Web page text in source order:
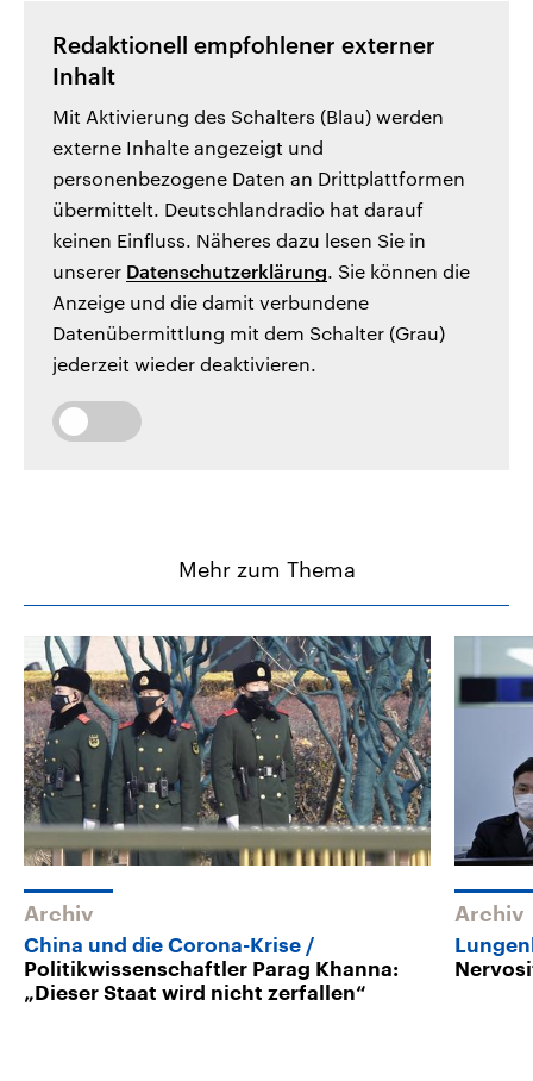
Redaktionell empfohlener externer
Inhalt
Mit Aktivierung des Schalters (Blau) werden
externe Inhalte angezeigt und
personenbezogene Daten an Drittplattformen
übermittelt. Deutschlandradio hat darauf
keinen Einfluss. Näheres dazu lesen Sie in
unserer Datenschutzerklärung. Sie können die
Anzeige und die damit verbundene
Datenübermittlung mit dem Schalter (Grau)
jederzeit wieder deaktivieren.
Mehr zum Thema
Archiv
China und die Corona-Krise
Politikwissenschaftler Parag Khanna:
„Dieser Staat wird nicht zerfallen“
Archiv